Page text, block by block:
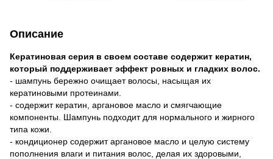
Описание
Кератиновая серия в своем составе содержит кератин,
который поддерживает эффект ровных и гладких волос.
- шампунь бережно очищает волосы, насыщая их
кератиновыми протеинами.
- содержит кератин, аргановое масло и смягчающие
компоненты. Шампунь подходит для нормального и жирного
типа кожи.
- кондиционер содержит аргановое масло и целую систему
пополнения влаги и питания волос, делая их здоровыми,